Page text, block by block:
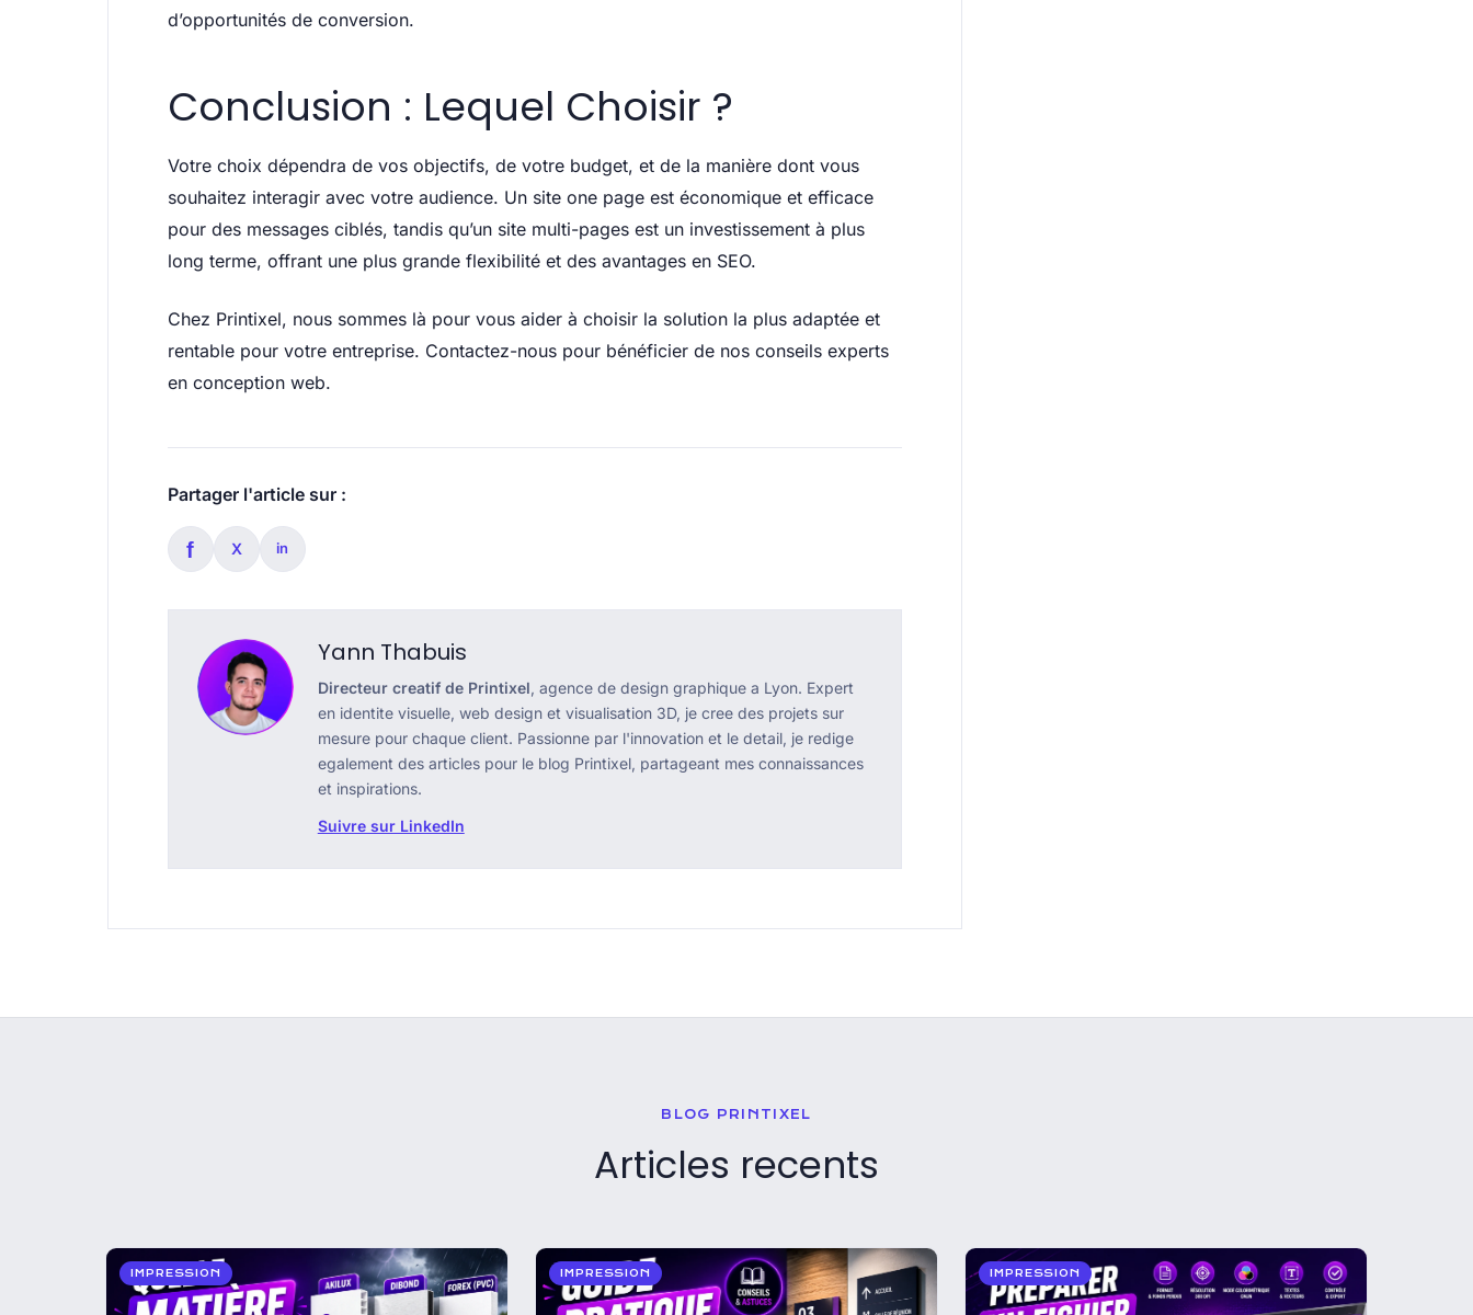
d’opportunités de conversion.
Conclusion : Lequel Choisir ?
Votre choix dépendra de vos objectifs, de votre budget, et de la manière dont vous
souhaitez interagir avec votre audience. Un site one page est économique et efficace
pour des messages ciblés, tandis qu’un site multi-pages est un investissement à plus
long terme, offrant une plus grande flexibilité et des avantages en SEO.
Chez Printixel, nous sommes là pour vous aider à choisir la solution la plus adaptée et
rentable pour votre entreprise. Contactez-nous pour bénéficier de nos conseils experts
en conception web.
Partager l'article sur :
f X in
Yann Thabuis
Directeur creatif de Printixel, agence de design graphique a Lyon. Expert
en identite visuelle, web design et visualisation 3D, je cree des projets sur
mesure pour chaque client. Passionne par l'innovation et le detail, je redige
egalement des articles pour le blog Printixel, partageant mes connaissances
et inspirations.
Suivre sur LinkedIn
BLOG PRINTIXEL
Articles recents
IMPRESSION IMPRESSION IMPRESSION